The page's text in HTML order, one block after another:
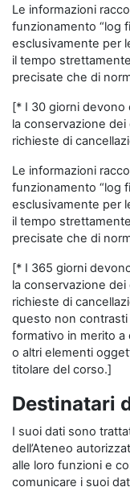
Le informazioni
funzionamento “log
esclusivamente per
il tempo
precisate che di
[* I 30 giorni devono
la conservazione
richieste di
Le informazioni
funzionamento “log
esclusivamente per
il tempo
precisate che di
[* I 365 giorni
la conservazione
richieste di
questo non
formativo in merito
o altri elementi
titolare del corso.]
Destinatari
I suoi dati sono
dell’Ateneo
alle loro funzioni e
comunicare i suoi